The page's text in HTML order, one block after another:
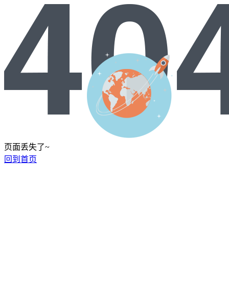
页面丢失了~
回到首页